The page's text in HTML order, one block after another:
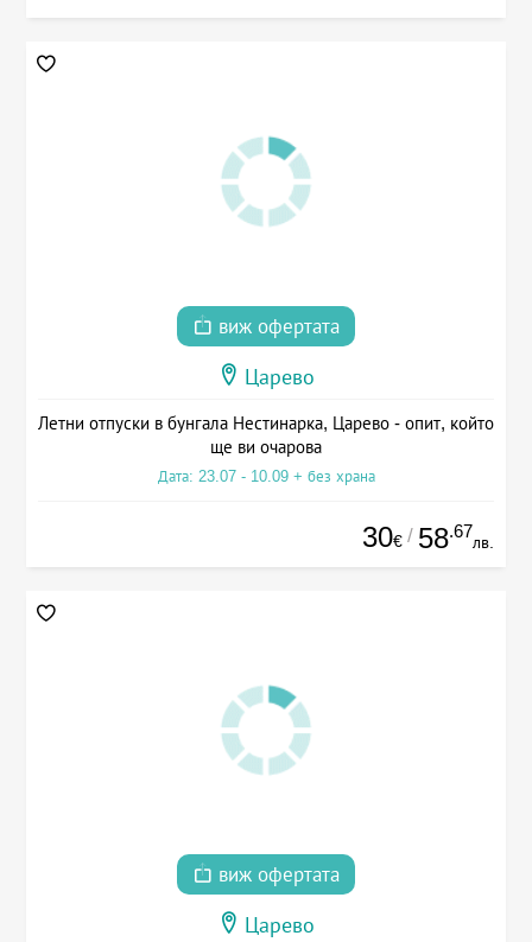
виж офертата
Царево
Летни отпуски в бунгала Нестинарка, Царево - опит, който
ще ви очарова
Дата: 23.07 - 10.09 + без храна
30€ / 58.67
лв.
виж офертата
Царево